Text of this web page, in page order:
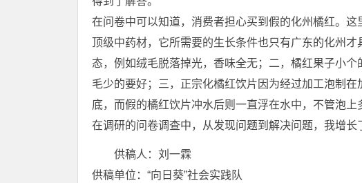
在问卷中可以知道，消费者担心买到假的化州橘红。
顶级中药材，它所需要的生长条件也只有广东的化州
态，例如绒毛脱落掉光，香味全无；二，橘红果子小
毛少的要好；三，正宗化橘红饮片因为经过加工泡制
底，而假的橘红饮片冲水后则一直浮在水中，不管泡上
在调研的问卷调查中，从发现问题到解决问题，我增长
供稿人：刘一霖
供稿单位：“向日葵”社会实践队